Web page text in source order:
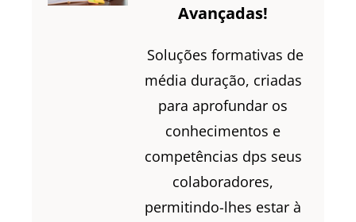
Avançadas!
Soluções formativas de
média duração, criadas
para aprofundar os
conhecimentos e
competências dps seus
colaboradores,
permitindo-lhes estar à